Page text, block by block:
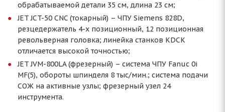
обрабатываемой детали 35 см, длина 23 см;
JET JCT-50 CNC (токарный) – ЧПУ Siemens 828D,
резцедержатель 4-х позиционный, 12 позиционная
револьверная головка; линейка станков KDCK
отличается высокой точностью;
JET JVM-800LA (фрезерный) – система ЧПУ Fanuc 0i
MF(5), обороты шпинделя 8 тыс/мин.; система подачи
СОЖ на активные узлы; фрезерный узел 24
инструмента.